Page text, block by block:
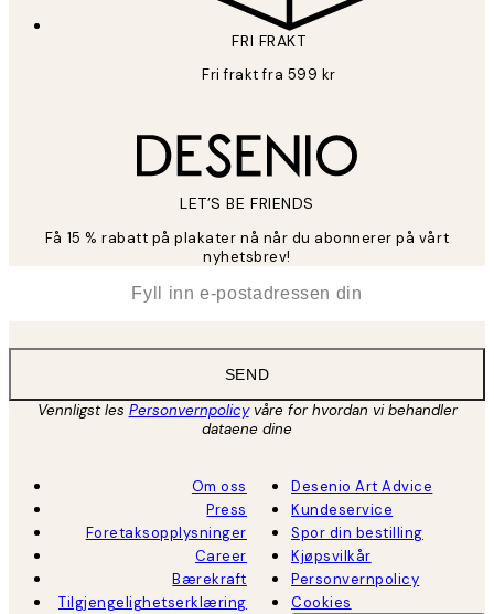
FRI FRAKT
Fri frakt fra 599 kr
LET’S BE FRIENDS
Få 15 % rabatt på plakater nå når du abonnerer på vårt
nyhetsbrev!
SEND
Vennligst les Personvernpolicyvåre for hvordan vi behandler
dataene dine
Om oss
Press
Foretaksopplysninger
Career
Bærekraft
Tilgjengelighetserklæring
Desenio Art Advice
Kundeservice
Spor din bestilling
Kjøpsvilkår
Personvernpolicy
Cookies